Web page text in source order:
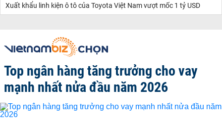
Xuất khẩu linh kiện ô tô của Toyota Việt Nam vượt mốc 1 tỷ USD
Top ngân hàng tăng trưởng cho vay
mạnh nhất nửa đầu năm 2026